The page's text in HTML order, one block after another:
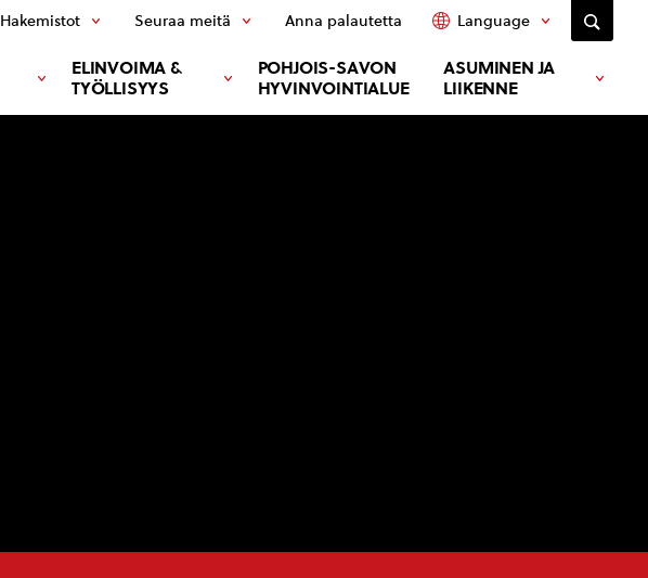
ELINVOIMA &
TYÖLLISYYS
POHJOIS-SAVON
HYVINVOINTIALUE
ASUMINEN JA
LIIKENNE
Hakemistot Seuraa meitä Anna palautetta Language